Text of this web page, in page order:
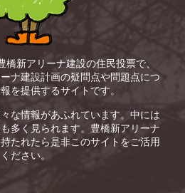
新アリーナ建設の住民投票で、
ナ建設計画の疑問点や問題点につ
を提供するサイトです。
な情報があふれています。中には
多く見られます。豊橋新アリーナ
たれたら是非このサイトをご活用
ください。